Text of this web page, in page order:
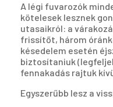
A légi fuvarozók
kötelesek lesznek
utasaikról: a
frissítőt, három
késedelem esetén
biztosítaniuk
fennakadás rajtuk
Egyszerűbb lesz a